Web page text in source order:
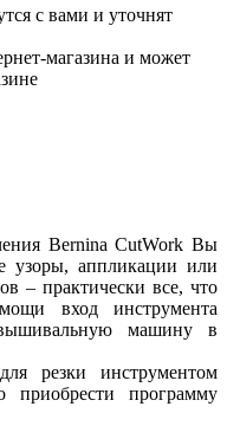
с вами и уточнят
магазина и может
Bernina CutWork Вы
узоры, аппликации или
– практически все, что
вход инструмента
машину в
резки инструментом
приобрести программу